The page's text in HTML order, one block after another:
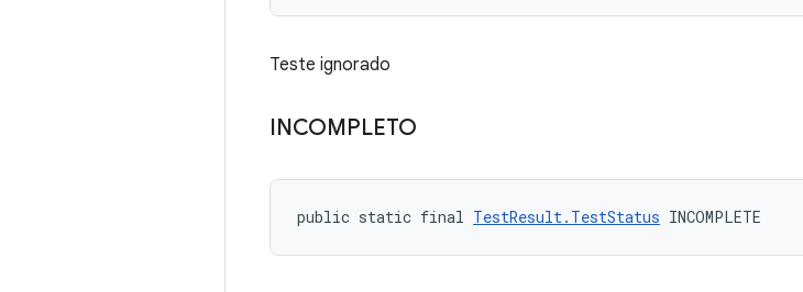
Teste ignorado
INCOMPLETO
public static final TestResult.TestStatus INCOMPLETE